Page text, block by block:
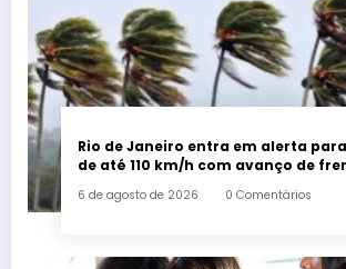
Rio de Janeiro entra em alerta
de até 110 km/h com avanço de
6 de agosto de 2026 0 Comentários